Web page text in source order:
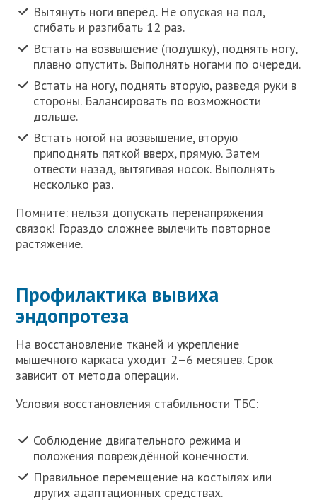
Вытянуть ноги вперёд. Не опуская на пол,
сгибать и разгибать 12 раз.
Встать на возвышение (подушку), поднять ногу,
плавно опустить. Выполнять ногами по очереди.
Встать на ногу, поднять вторую, разведя руки в
стороны. Балансировать по возможности
дольше.
Встать ногой на возвышение, вторую
приподнять пяткой вверх, прямую. Затем
отвести назад, вытягивая носок. Выполнять
несколько раз.
Помните: нельзя допускать перенапряжения
связок! Гораздо сложнее вылечить повторное
растяжение.
Профилактика вывиха
эндопротеза
На восстановление тканей и укрепление
мышечного каркаса уходит 2–6 месяцев. Срок
зависит от метода операции.
Условия восстановления стабильности ТБС:
Соблюдение двигательного режима и
положения повреждённой конечности.
Правильное перемещение на костылях или
других адаптационных средствах.